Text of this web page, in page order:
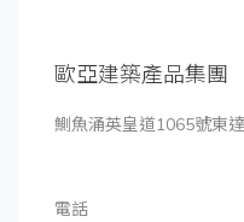
歐亞建築產品集團
鰂魚涌英皇道1065號東
電話